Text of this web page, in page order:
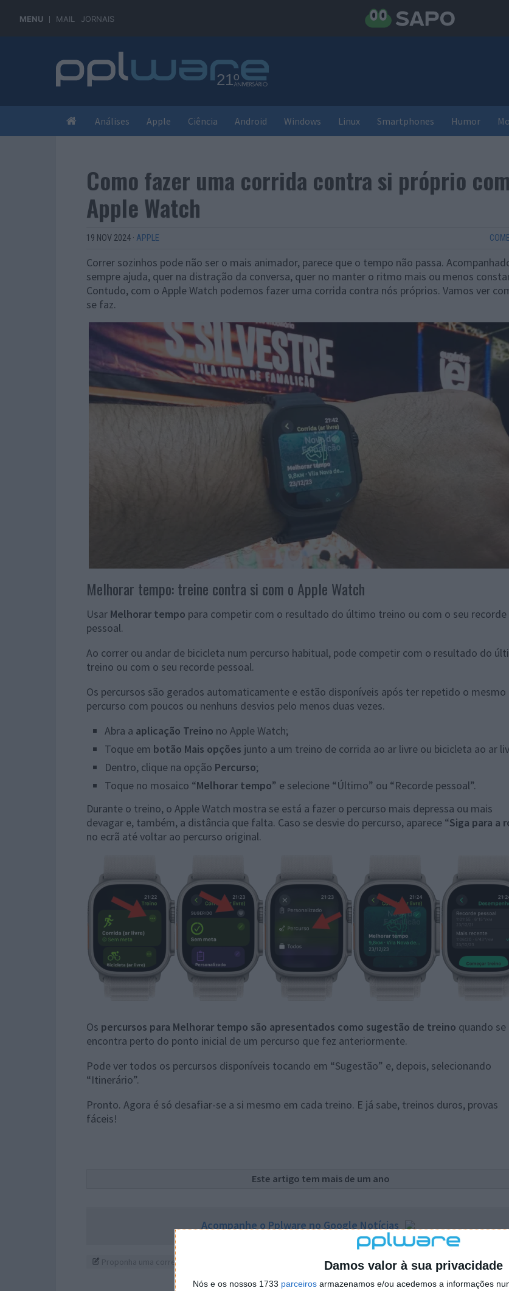
Damos valor à sua privacidade
Nós e os nossos 1733 parceiros armazenamos e/ou acedemos a informações
MENU MAIL JORNAIS
Análises Apple Ciência Android Windows Linux Smartphones Humor
Como fazer uma corrida contra si próprio
Apple Watch
19 NOV 2024 · APPLE
Correr sozinhos pode não ser o mais animador, parece que o tempo não passa.
sempre ajuda, quer na distração da conversa, quer no manter o ritmo mais ou menos
Contudo, com o Apple Watch podemos fazer uma corrida contra nós próprios. Vamos ver
se faz.
Melhorar tempo: treine contra si com o Apple Watch
Usar Melhorar tempo para competir com o resultado do último treino ou com o seu recorde
pessoal.
Ao correr ou andar de bicicleta num percurso habitual, pode competir com o resultado do
treino ou com o seu recorde pessoal.
Os percursos são gerados automaticamente e estão disponíveis após ter repetido o mesmo
percurso com poucos ou nenhuns desvios pelo menos duas vezes.
Abra a aplicação Treino no Apple Watch;
Toque em botão Mais opções junto a um treino de corrida ao ar livre ou bicicleta ao ar
Dentro, clique na opção Percurso;
Toque no mosaico “Melhorar tempo” e selecione “Último” ou “Recorde pessoal”.
Durante o treino, o Apple Watch mostra se está a fazer o percurso mais depressa ou mais
devagar e, também, a distância que falta. Caso se desvie do percurso, aparece “Siga para a
no ecrã até voltar ao percurso original.
Os percursos para Melhorar tempo são apresentados como sugestão de treino quando se
encontra perto do ponto inicial de um percurso que fez anteriormente.
Pode ver todos os percursos disponíveis tocando em “Sugestão” e, depois, selecionando
“Itinerário”.
Pronto. Agora é só desafiar-se a si mesmo em cada treino. E já sabe, treinos duros, provas
fáceis!
Este artigo tem mais de um ano
Acompanhe o Pplware no Google Notícias
Proponha uma correção, faça uma sugestão Autor: Vítor